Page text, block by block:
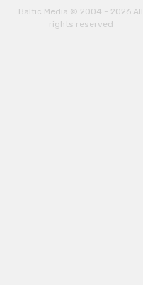
Baltic Media © 2004 - 2026 All
rights reserved